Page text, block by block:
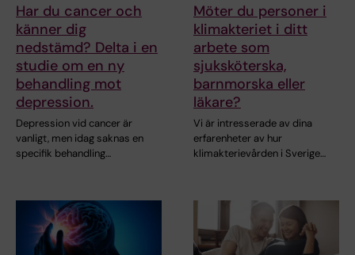
Har du cancer och
känner dig
nedstämd? Delta i en
studie om en ny
behandling mot
depression.
Depression vid cancer är
vanligt, men idag saknas en
specifik behandling…
Möter du personer i
klimakteriet i ditt
arbete som
sjuksköterska,
barnmorska eller
läkare?
Vi är intresserade av dina
erfarenheter av hur
klimakterievården i Sverige…